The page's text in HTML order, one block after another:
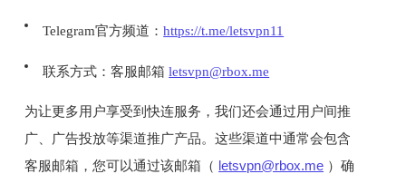
Telegram官方频道：https://t.me/letsvpn11
联系方式：客服邮箱letsvpn@rbox.me
为让更多用户享受到快连服务，我们还会通过用户间推
广、广告投放等渠道推广产品。这些渠道中通常会包含
客服邮箱，您可以通过该邮箱（ letsvpn@rbox.me ）确